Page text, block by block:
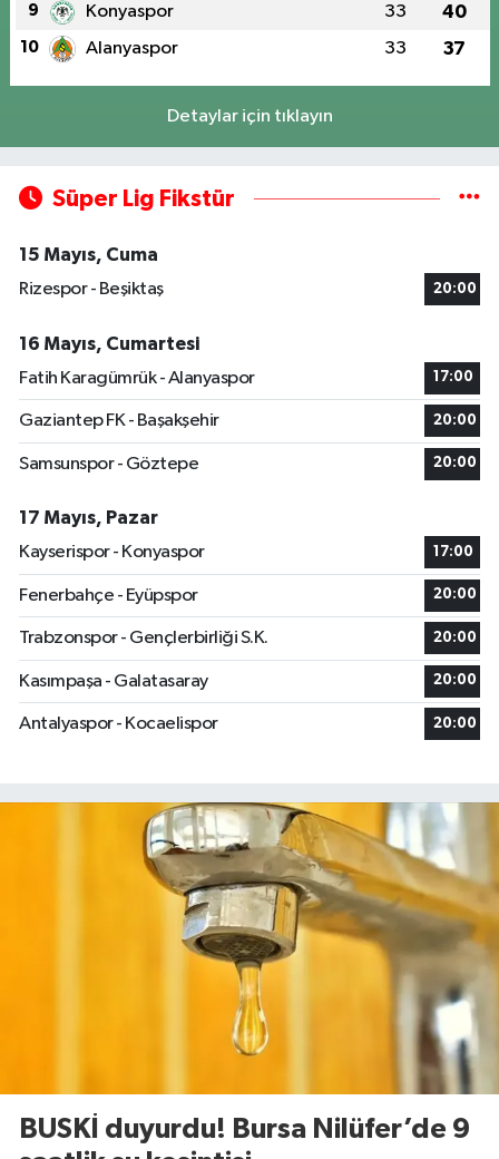
9 Konyaspor 33 40
10 Alanyaspor 33 37
Detaylar için tıklayın
Süper Lig Fikstür
15 Mayıs, Cuma
Rizespor - Beşiktaş
20:00
16 Mayıs, Cumartesi
Fatih Karagümrük - Alanyaspor
17:00
Gaziantep FK - Başakşehir 20:00
Samsunspor - Göztepe 20:00
17 Mayıs, Pazar
Kayserispor - Konyaspor
17:00
Fenerbahçe - Eyüpspor 20:00
Trabzonspor - Gençlerbirliği S.K. 20:00
Kasımpaşa - Galatasaray 20:00
Antalyaspor - Kocaelispor 20:00
BUSKİ duyurdu! Bursa Nilüfer’de 9